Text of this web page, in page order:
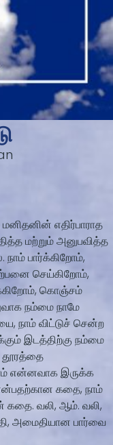
எதிர்பாராத
மற்றும் அனுபவித்த
பார்க்கிறோம்,
செய்கிறோம்,
கொஞ்சம்
நம்மை நாமே
நாம் விட்டுச் சென்ற
இடத்திற்கு நம்மை
தூரத்தை
என்னவாக இருக்க
கதை, நாம்
வலி, ஆம். வலி,
அமைதியான பார்வை